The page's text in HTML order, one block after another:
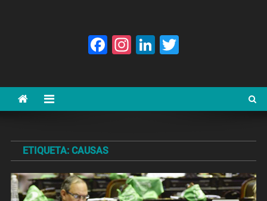
Facebook
Instagram
LinkedIn
ETIQUETA: CAUSAS